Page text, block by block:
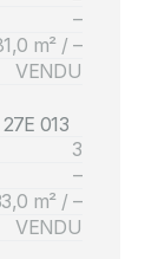
–
m² / –
VENDU
013
3
–
m² / –
VENDU